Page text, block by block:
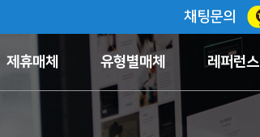
채팅문의
제휴매체 유형별매체 레퍼런스